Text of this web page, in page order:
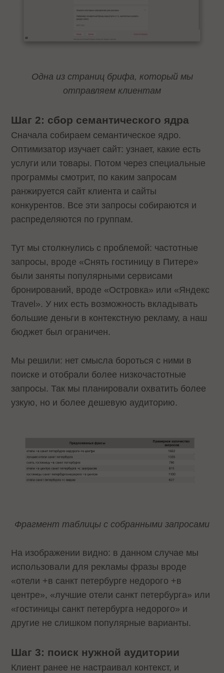
Одна из страниц брифа, который мы
отправляем клиентам
Шаг 2: сбор семантического ядра
Сначала собираем семантическое ядро.
Оптимизатор изучает сайт: узнает, какие есть
услуги или товары. Потом через специальные
программы смотрит, по каким запросам
ранжируется сайт клиента и сайты
конкурентов. Все эти запросы собираются и
распределяются по группам.
Тут мы столкнулись с проблемой: частотные
запросы, вроде «Снять гостиницу в Питере»
были заняты популярными сервисами
бронирований, вроде «Островка» или «Яндекс
Travel». У них есть возможность вкладывать
большие деньги в контекстную рекламу, а наш
бюджет был ограничен.
Мы решили: нет смысла бороться с ними в
поиске и отобрали более низкочастотные
запросы. Так мы планировали охватить более
узкую, но и более дешевую аудиторию.
Фрагмент таблицы с собранными запросами
На изображении видно: в данном случае мы
использовали для рекламы фразы вроде
«отели +в санкт петербурге недорого +в
центре», «лучшие отели санкт петербурга» или
«гостиницы санкт петербурга недорого» и
другие не слишком популярные варианты.
Шаг 3: поиск нужной аудитории
Клиент ранее не настраивал контекст, и